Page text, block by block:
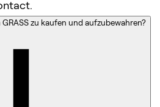
zu kaufen und aufzubewahren?